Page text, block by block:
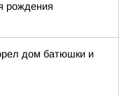
рождения
дом батюшки и